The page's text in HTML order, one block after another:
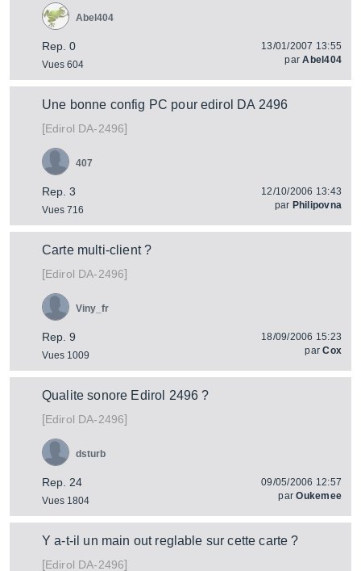
Rep. 0
Vues 604
Abel404
13/01/2007 13:55
parAbel404
Une bonne config PC pour edirol DA 2496
[Edirol DA-2496]
Rep. 3
Vues 716
407
12/10/2006 13:43
par Philipovna
Carte multi-client ?
[Edirol DA-2496]
Rep. 9
Vues 1009
Viny_fr
18/09/2006 15:23
parCox
Qualite sonore Edirol 2496 ?
[Edirol DA-2496]
Rep. 24
Vues 1804
dsturb
09/05/2006 12:57
parOukemee
Y a-t-il un main out reglable sur cette carte ?
[Edirol DA-2496]